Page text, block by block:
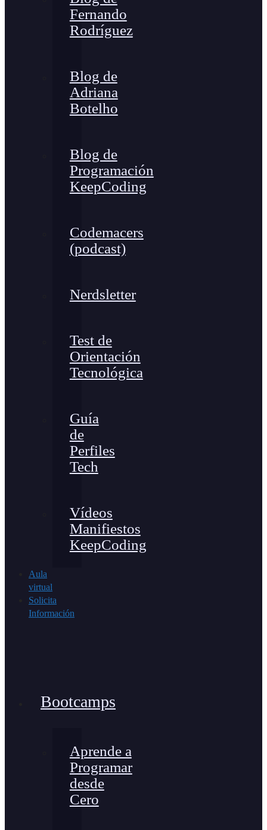
Fernando
Rodríguez
Blog de
Adriana
Botelho
Blog de
Programación
KeepCoding
Codemacers
(podcast)
Nerdsletter
Test de
Orientación
Tecnológica
Guía
de
Perfiles
Tech
Vídeos
Manifiestos
KeepCoding
Aula
virtual
Solicita
Información
Bootcamps
Aprende a
Programar
desde
Cero